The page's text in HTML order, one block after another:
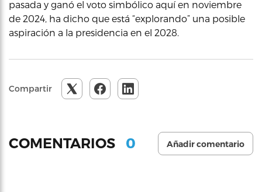
pasada y ganó el voto simbólico aquí en noviembre
de 2024, ha dicho que está “explorando” una posible
aspiración a la presidencia en el 2028.
Compartir
COMENTARIOS 0 Añadir comentario